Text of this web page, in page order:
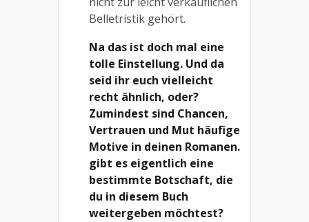
Belletristik gehört.
Na das ist doch mal eine
tolle Einstellung. Und da
seid ihr euch vielleicht
recht ähnlich, oder?
Zumindest sind Chancen,
Vertrauen und Mut häufige
Motive in deinen Romanen.
gibt es eigentlich eine
bestimmte Botschaft, die
du in diesem Buch
weitergeben möchtest?